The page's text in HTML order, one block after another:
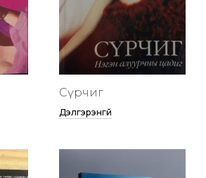
Сүрчиг
Дэлгэрэнгүй